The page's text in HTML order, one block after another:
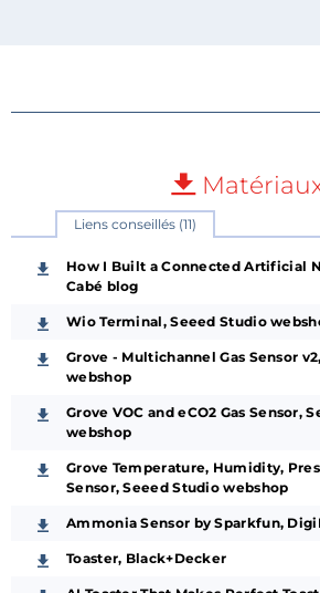
Liens conseillés (11)
How I Built a Connected Artificial
Cabé blog
Wio Terminal, Seeed Studio
Grove - Multichannel Gas Sensor
webshop
Grove VOC and eCO2 Gas Sensor,
webshop
Grove Temperature, Humidity,
Sensor, Seeed Studio webshop
Ammonia Sensor by Sparkfun,
Toaster, Black+Decker